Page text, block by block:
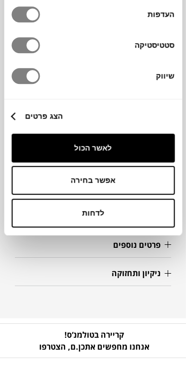
העדפות
סטטיסטיקה
שיווק
הצג פרטים
לאשר הכול
אפשר בחירה
לדחות
HAY
מיועד לשמירה של השמשייה מפני שמש, לכלוך
לשימוש חוץ ומאריך את חיי השמשיה כאשר היא
פרטים נוספים
ניקיון ותחזוקה
קריירה בטולמנ’ס!
אנחנו מחפשים אתכן.ם, הצטרפו